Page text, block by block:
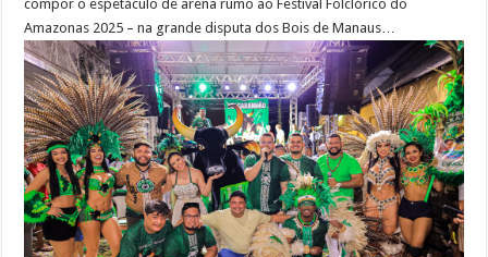
compor o espetáculo de arena rumo ao Festival Folclórico do
Amazonas 2025 – na grande disputa dos Bois de Manaus…